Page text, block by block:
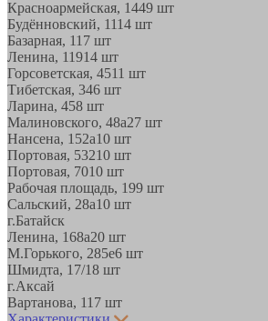
Красноармейская, 1449 шт
Будённовский, 1114 шт
Базарная, 11 7 шт
Ленина, 11914 шт
Горсоветская, 4511 шт
Тибетская, 346 шт
Ларина, 458 шт
Малиновского, 48а27 шт
Нансена, 152а10 шт
Портовая, 53210 шт
Портовая, 7010 шт
Рабочая площадь, 199 шт
Сальский, 28a10 шт
г.Батайск
Ленина, 168а20 шт
М.Горького, 285е6 шт
Шмидта, 17/18 шт
г.Аксай
Вартанова, 11 7 шт